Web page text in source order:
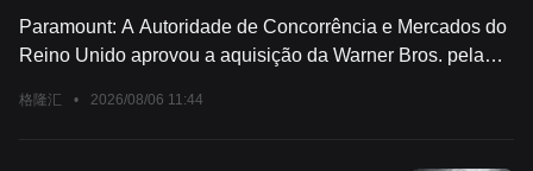
Paramount: A Autoridade de Concorrência e Mercados do
Reino Unido aprovou a aquisição da Warner Bros. pela
格隆汇 • 2026/08/06 11:44